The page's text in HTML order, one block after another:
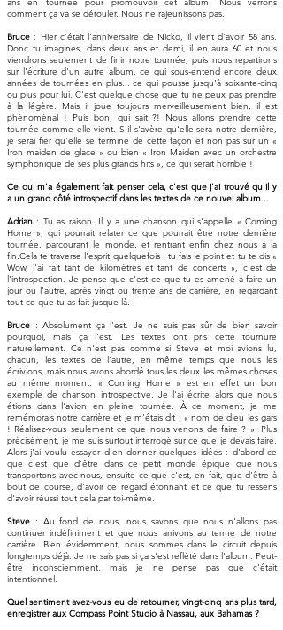
comment ça va se dérouler. Nous ne rajeunissons pas.
Bruce : Hier c'était l'anniversaire de Nicko, il vient d'avoir 58 ans.
Donc tu imagines, dans deux ans et demi, il en aura 60 et nous
viendrons seulement de finir notre tournée, puis nous repartirons
sur l'écriture d'un autre album, ce qui sous-entend encore deux
années de tournées en plus... ce qui pousse jusqu'à soixante-cinq
ou plus pour lui. C'est quelque chose que tu ne peux pas prendre
à la légère. Mais il joue toujours merveilleusement bien, il est
phénoménal ! Puis bon, qui sait ?! Nous allons prendre cette
tournée comme elle vient. S'il s'avère qu'elle sera notre dernière,
je serai fier qu'elle se termine de cette façon et non pas sur un «
Iron maiden de glace » ou bien « Iron Maiden avec un orchestre
symphonique de ses plus grands hits », ce qui serait horrible !
Ce qui m'a également fait penser cela, c'est que j'ai trouvé qu'il y
a un grand côté introspectif dans les textes de ce nouvel album...
Adrian : Tu as raison. Il y a une chanson qui s'appelle « Coming
Home », qui pourrait relater ce que pourrait être notre dernière
tournée, parcourant le monde, et rentrant enfin chez nous à la
fin.Cela te traverse l'esprit quelquefois : tu fais le point et tu te dis «
Wow, j'ai fait tant de kilomètres et tant de concerts », c'est de
l'introspection. Je pense que c'est ce que tu es amené à faire un
jour ou l'autre, après vingt ou trente ans de carrière, en regardant
tout ce que tu as fait jusque là.
Bruce : Absolument ça l'est. Je ne suis pas sûr de bien savoir
pourquoi, mais ça l'est. Les textes ont pris cette tournure
naturellement. Ce n'est pas comme si Steve et moi avions lu,
chacun, les textes de l'autre, en même temps que nous les
écrivions, mais nous avons abordé tous les deux les mêmes choses
au même moment. « Coming Home » est en effet un bon
exemple de chanson introspective. Je l'ai écrite alors que nous
étions dans l'avion en pleine tournée. À ce moment, je me
remémorais notre carrière et je m'étais dit : « nom de dieu les gars
! Réalisez-vous seulement ce que nous venons de faire ? ». Plus
précisément, je me suis surtout interrogé sur ce que je devais faire.
Alors j'ai voulu essayer d'en donner quelques idées : d'abord ce
que c'est que d'être dans ce petit monde épique que nous
transportons avec nous, ensuite ce que c'est, en fait, que d'être à
bout de course, d'avoir ce regard étonnant et ce que tu ressens
d'avoir réussi tout cela par toi-même.
Steve : Au fond de nous, nous savons que nous n'allons pas
continuer indéfiniment et que nous arrivons au terme de notre
carrière. Bien évidemment, nous sommes dans le circuit depuis
longtemps déjà. Je ne sais pas si ça s'est reflété dans l'album. Peut-
être inconsciemment, mais je ne pense pas que c'était
intentionnel.
Quel sentiment avez-vous eu de retourner, vingt-cinq ans plus tard,
enregistrer aux Compass Point Studio à Nassau, aux Bahamas ?